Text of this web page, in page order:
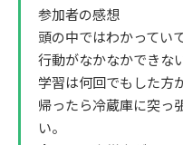
参加者の感想
頭の中ではわかってい
行動がなかなかできな
学習は何回でもした方
帰ったら冷蔵庫に突っ
い。